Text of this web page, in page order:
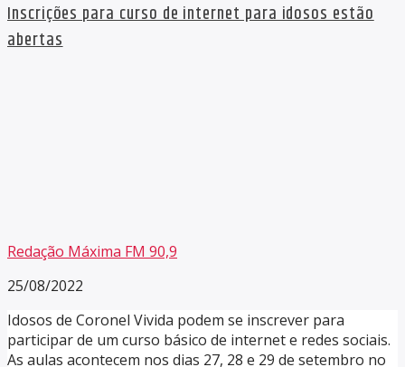
Inscrições para curso de internet para idosos estão
abertas
Redação Máxima FM 90,9
25/08/2022
Idosos de Coronel Vivida podem se inscrever para
participar de um curso básico de internet e redes sociais.
As aulas acontecem nos dias 27, 28 e 29 de setembro no